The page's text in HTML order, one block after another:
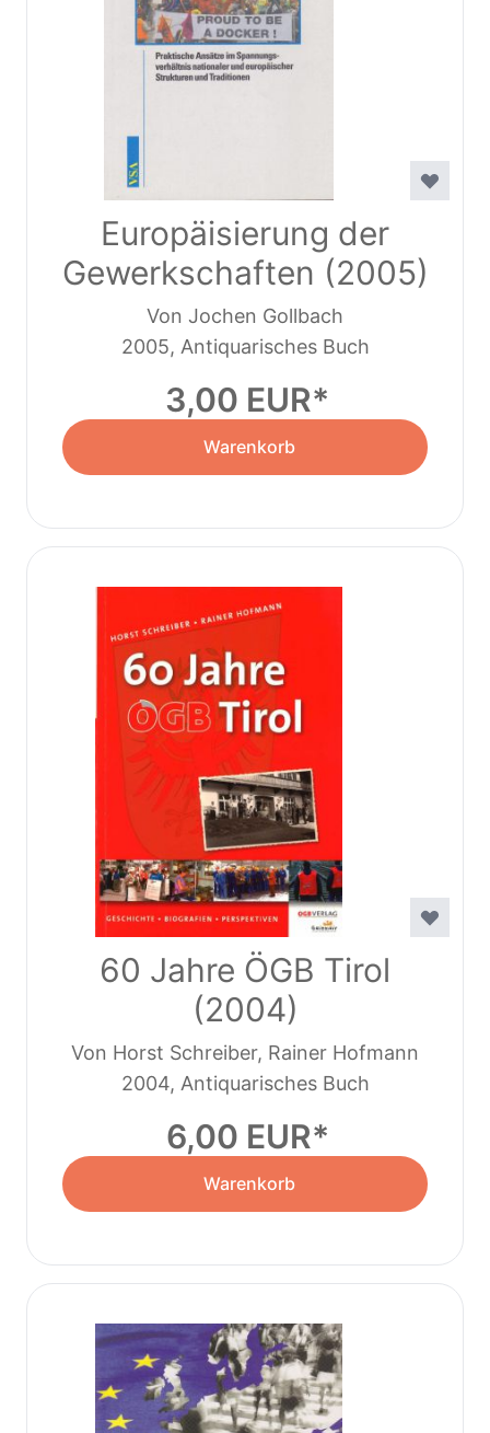
Europäisierung der
Gewerkschaften (2005)
Von Jochen Gollbach
2005, Antiquarisches Buch
3,00 EUR
Warenkorb
60 Jahre ÖGB Tirol
(2004)
Von Horst Schreiber, Rainer Hofmann
2004, Antiquarisches Buch
6,00 EUR
Warenkorb